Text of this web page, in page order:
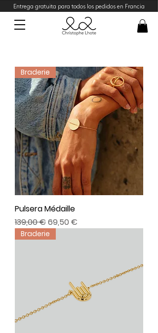
Entrega gratuita para todos los pedidos en Francia
Braderie
Pulsera Médaille
Precio
139,00 €Precio de oferta
69,50 €
Braderie